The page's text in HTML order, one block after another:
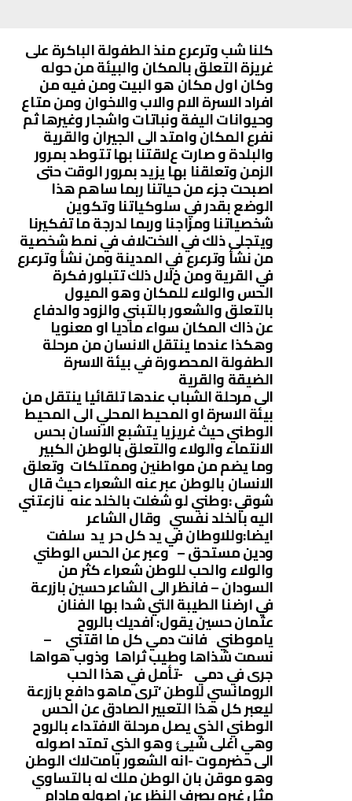
كلنا شب وترعرع منذ الطفولة الباكرة على
غريزة التعلق بالمكان والبيئة من حوله
وكان اول مكان هو البيت ومن فيه من
افراد اﻻسرة اﻻم واﻻب واﻻخوان ومن متاع
وحيوانات اليفة ونباتات واشجار وغيرها ثم
نفرع المكان وامتد الى الجيران والقرية
والبلدة و صارت عﻻقتنا بها تتوطد بمرور
الزمن وتعلقنا بها يزيد بمرور الوقت حتى
اصبحت جزء من حياتنا ربما ساهم هذا
الوضع بقدر في سلوكياتنا وتكوين
شخصياتنا ومزاجنا وربما لدرجة ما تفكيرنا
ويتجلى ذلك في اﻻختﻻف في نمط شخصية
من نشأ وترعرع في المدينة ومن نشأ وترعرع
في القرية ومن خﻻل ذلك تتبلور فكرة
الحس والوﻻء للمكان وهو الميول
بالتعلق والشعور بالتبني والزود والدفاع
عن ذاك المكان سواء ماديا او معنويا
وهكذا عندما ينتقل اﻻنسان من مرحلة
الطفولة المحصورة في بيئة اﻻسرة
الضيقة والقرية
الى مرحلة الشباب عندها تلقائيا ينتقل من
بيئة اﻻسرة او المحيط المحلي الى المحيط
الوطني حيث غريزيا يتشبع اﻻنسان بحس
اﻻنتماء والوﻻء والتعلق بالوطن الكبير
وما يضم من مواطنين وممتلكات وتعلق
اﻻنسان بالوطن عبر عنه الشعراء حيث قال
شوقي :وطني لو شغلت بالخلد عنه نازعتني
اليه بالخلد نفسي وقال الشاعر
ايضا:وللاوطان في يد كل حر يد سلفت
ودين مستحق – وعبر عن الحس الوطني
والوﻻء والحب للوطن شعراء كثر من
السودان – فانظر الى الشاعر حسين بازرعة
في ارضنا الطيبة التي شدا بها الفنان
عثمان حسين يقول: افديك بالروح
ياموطني فانت دمي كل ما اقتني –
نسمت شذاها وطيب ثراها وذوب هواها
جرى في دمي -تأمل في هذا الحب
الرومانسي للوطن ‘ترى ماهو دافع بازرعة
ليعبر كل هذا التعبير الصادق عن الحس
الوطني الذي يصل مرحلة اﻻفتداء بالروح
وهي اغلى شيئ وهو الذي تمتد اصوله
الى حضرموت -انه الشعور بامتﻻك الوطن
وهو موقن بان الوطن ملك له بالتساوي
مثل غيره بصرف النظر عن اصوله مادام